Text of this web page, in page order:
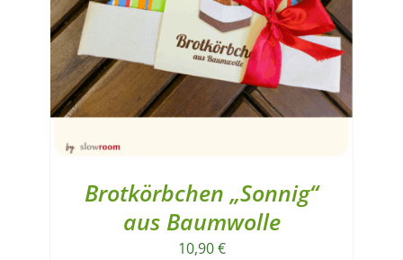
Brotkörbchen „Sonnig“
aus Baumwolle
10,90€